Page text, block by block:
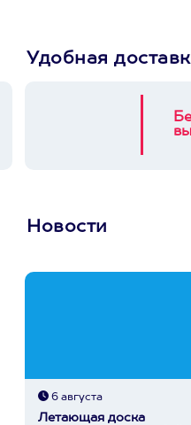
Удобная
Новости
6 августа
Летающая доска